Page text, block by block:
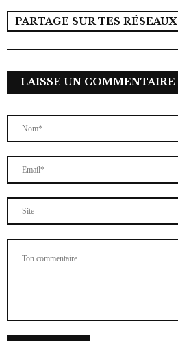
PARTAGE SUR TES RÉSEAUX
LAISSE UN COMMENTAIRE